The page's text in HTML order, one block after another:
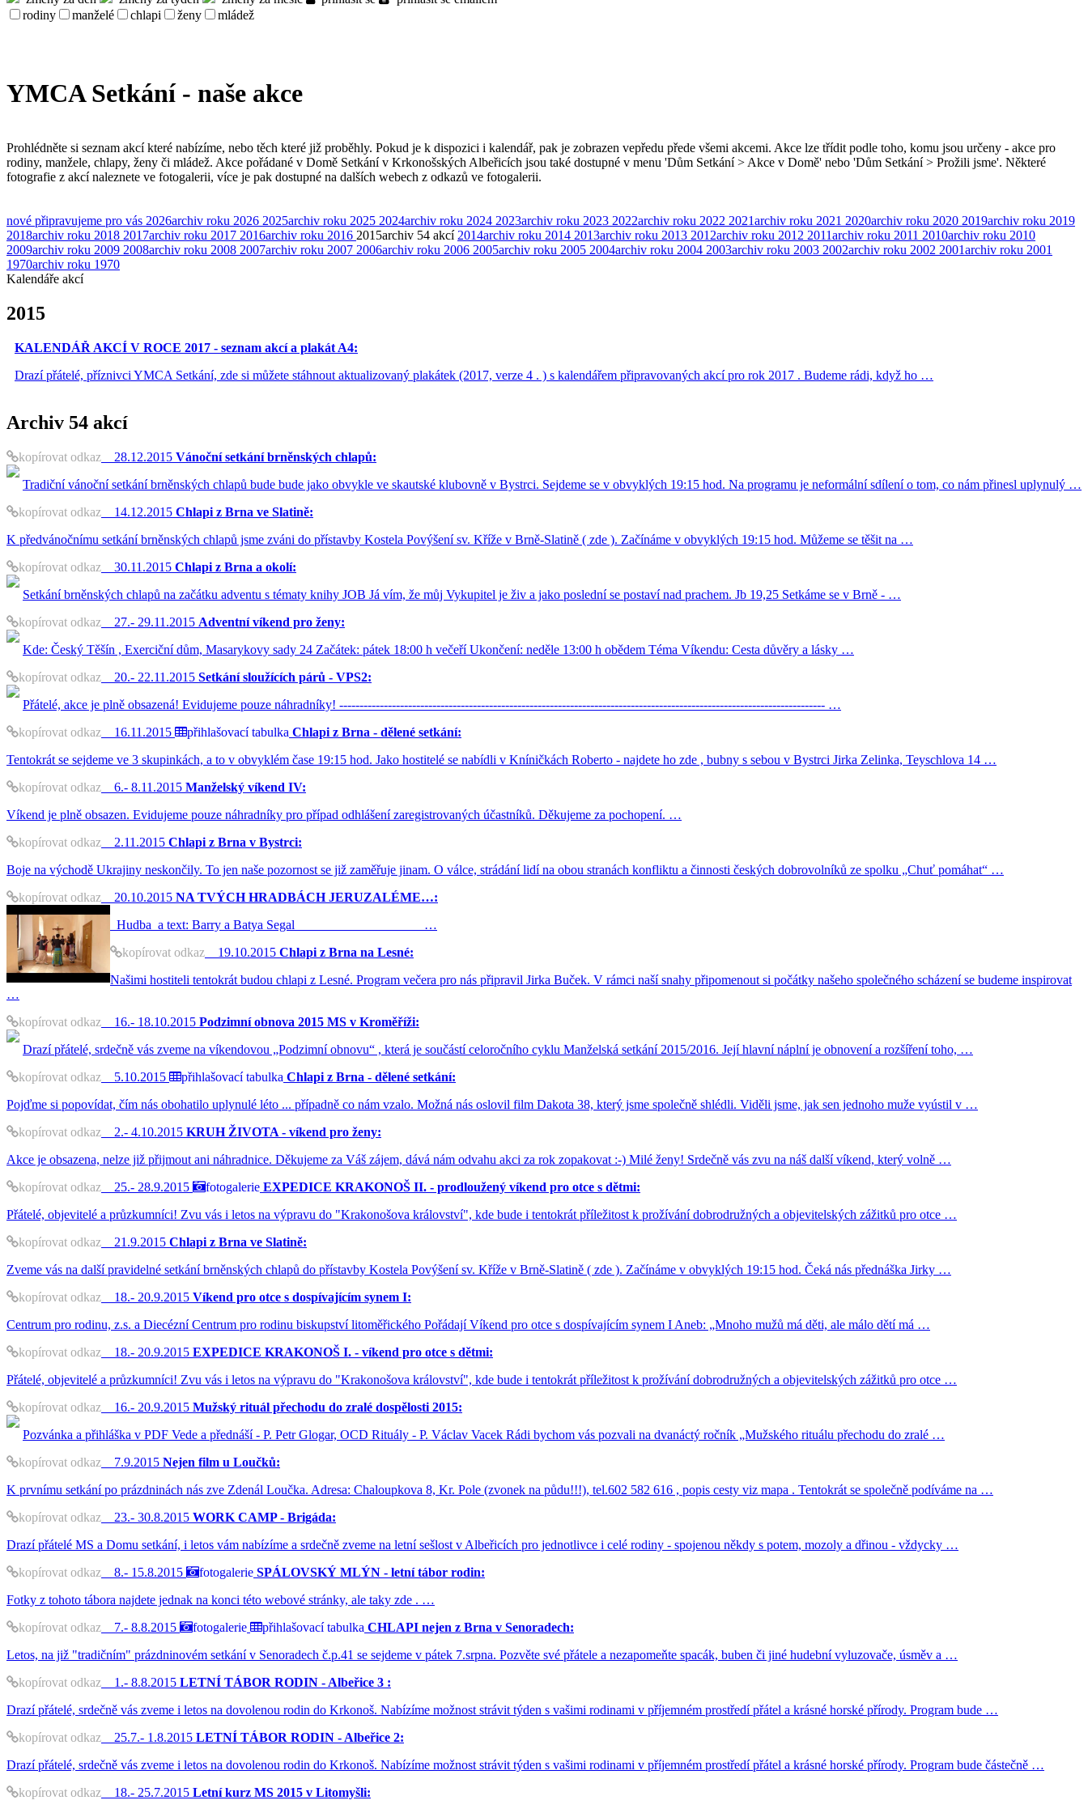
rodiny
manželé chlapi ženy mládež
YMCA Setkání - naše akce
Prohlédněte si seznam akcí které nabízíme, nebo těch které již proběhly. Pokud je k dispozici i kalendář, pak je zobrazen vepředu přede všemi akcemi. Akce lze třídit podle toho, komu jsou určeny - akce pro
rodiny, manžele, chlapy, ženy či mládež. Akce pořádané v Domě Setkání v Krkonošských Albeřicích jsou také dostupné v menu 'Dům Setkání > Akce v Domě' nebo 'Dům Setkání > Prožili jsme'. Některé
fotografie z akcí naleznete ve fotogalerii, více je pak dostupné na dalších webech z odkazů ve fotogalerii.
nové připravujeme pro vás 2026archiv roku 2026 2025archiv roku 2025 2024archiv roku 2024 2023archiv roku 2023 2022archiv roku 2022 2021archiv roku 2021 2020archiv roku 2020 2019archiv roku 2019
2018archiv roku 2018 2017archiv roku 2017 2016archiv roku 2016 2015archiv 54 akcí 2014archiv roku 2014 2013archiv roku 2013 2012archiv roku 2012 2011archiv roku 2011 2010archiv roku 2010
2009archiv roku 2009 2008archiv roku 2008 2007archiv roku 2007 2006archiv roku 2006 2005archiv roku 2005 2004archiv roku 2004 2003archiv roku 2003 2002archiv roku 2002 2001archiv roku 2001
1970archiv roku 1970
Kalendáře akcí
2015
KALENDÁŘ AKCÍ V ROCE 2017 - seznam akcí a plakát A4:
Drazí přátelé, příznivci YMCA Setkání, zde si můžete stáhnout aktualizovaný plakátek (2017, verze 4 . ) s kalendářem připravovaných akcí pro rok 2017 . Budeme rádi, když ho …
Archiv 54 akcí
kopírovat odkaz 28.12.2015 Vánoční setkání brněnských chlapů:
Tradiční vánoční setkání brněnských chlapů bude bude jako obvykle ve skautské klubovně v Bystrci. Sejdeme se v obvyklých 19:15 hod. Na programu je neformální sdílení o tom, co nám přinesl uplynulý …
kopírovat odkaz 14.12.2015 Chlapi z Brna ve Slatině:
K předvánočnímu setkání brněnských chlapů jsme zváni do přístavby Kostela Povýšení sv. Kříže v Brně-Slatině ( zde ). Začínáme v obvyklých 19:15 hod. Můžeme se těšit na …
kopírovat odkaz 30.11.2015 Chlapi z Brna a okolí:
Setkání brněnských chlapů na začátku adventu s tématy knihy JOB Já vím, že můj Vykupitel je živ a jako poslední se postaví nad prachem. Jb 19,25 Setkáme se v Brně - …
kopírovat odkaz 27.- 29.11.2015 Adventní víkend pro ženy:
Kde: Český Těšín , Exerciční dům, Masarykovy sady 24 Začátek: pátek 18:00 h večeří Ukončení: neděle 13:00 h obědem Téma Víkendu: Cesta důvěry a lásky …
kopírovat odkaz 20.- 22.11.2015 Setkání sloužících párů - VPS2:
Přátelé, akce je plně obsazená! Evidujeme pouze náhradníky! ------------------------------------------------------------------------------------------------------------------------ …
kopírovat odkaz 16.11.2015 přihlašovací tabulka Chlapi z Brna - dělené setkání:
Tentokrát se sejdeme ve 3 skupinkách, a to v obvyklém čase 19:15 hod. Jako hostitelé se nabídli v Kníničkách Roberto - najdete ho zde , bubny s sebou v Bystrci Jirka Zelinka, Teyschlova 14 …
kopírovat odkaz 6.- 8.11.2015 Manželský víkend IV:
Víkend je plně obsazen. Evidujeme pouze náhradníky pro případ odhlášení zaregistrovaných účastníků. Děkujeme za pochopení. …
kopírovat odkaz 2.11.2015 Chlapi z Brna v Bystrci:
Boje na východě Ukrajiny neskončily. To jen naše pozornost se již zaměřuje jinam. O válce, strádání lidí na obou stranách konfliktu a činnosti českých dobrovolníků ze spolku „Chuť pomáhat“ …
kopírovat odkaz 20.10.2015 NA TVÝCH HRADBÁCH JERUZALÉME…:
Hudba a text: Barry a Batya Segal …
kopírovat odkaz 19.10.2015 Chlapi z Brna na Lesné:
Našimi hostiteli tentokrát budou chlapi z Lesné. Program večera pro nás připravil Jirka Buček. V rámci naší snahy připomenout si počátky našeho společného scházení se budeme inspirovat
…
kopírovat odkaz 16.- 18.10.2015 Podzimní obnova 2015 MS v Kroměříži:
Drazí přátelé, srdečně vás zveme na víkendovou „Podzimní obnovu“ , která je součástí celoročního cyklu Manželská setkání 2015/2016. Její hlavní náplní je obnovení a rozšíření toho, …
kopírovat odkaz 5.10.2015 přihlašovací tabulka Chlapi z Brna - dělené setkání:
Pojďme si popovídat, čím nás obohatilo uplynulé léto ... případně co nám vzalo. Možná nás oslovil film Dakota 38, který jsme společně shlédli. Viděli jsme, jak sen jednoho muže vyústil v …
kopírovat odkaz 2.- 4.10.2015 KRUH ŽIVOTA - víkend pro ženy:
Akce je obsazena, nelze již přijmout ani náhradnice. Děkujeme za Váš zájem, dává nám odvahu akci za rok zopakovat :-) Milé ženy! Srdečně vás zvu na náš další víkend, který volně …
kopírovat odkaz 25.- 28.9.2015 fotogalerie EXPEDICE KRAKONOŠ II. - prodloužený víkend pro otce s dětmi:
Přátelé, objevitelé a průzkumníci! Zvu vás i letos na výpravu do "Krakonošova království", kde bude i tentokrát příležitost k prožívání dobrodružných a objevitelských zážitků pro otce …
kopírovat odkaz 21.9.2015 Chlapi z Brna ve Slatině:
Zveme vás na další pravidelné setkání brněnských chlapů do přístavby Kostela Povýšení sv. Kříže v Brně-Slatině ( zde ). Začínáme v obvyklých 19:15 hod. Čeká nás přednáška Jirky …
kopírovat odkaz 18.- 20.9.2015 Víkend pro otce s dospívajícím synem I:
Centrum pro rodinu, z.s. a Diecézní Centrum pro rodinu biskupství litoměřického Pořádají Víkend pro otce s dospívajícím synem I Aneb: „Mnoho mužů má děti, ale málo dětí má …
kopírovat odkaz 18.- 20.9.2015 EXPEDICE KRAKONOŠ I. - víkend pro otce s dětmi:
Přátelé, objevitelé a průzkumníci! Zvu vás i letos na výpravu do "Krakonošova království", kde bude i tentokrát příležitost k prožívání dobrodružných a objevitelských zážitků pro otce …
kopírovat odkaz 16.- 20.9.2015 Mužský rituál přechodu do zralé dospělosti 2015:
Pozvánka a přihláška v PDF Vede a přednáší - P. Petr Glogar, OCD Rituály - P. Václav Vacek Rádi bychom vás pozvali na dvanáctý ročník „Mužského rituálu přechodu do zralé …
kopírovat odkaz 7.9.2015 Nejen film u Loučků:
K prvnímu setkání po prázdninách nás zve Zdenál Loučka. Adresa: Chaloupkova 8, Kr. Pole (zvonek na půdu!!!), tel.602 582 616 , popis cesty viz mapa . Tentokrát se společně podíváme na …
kopírovat odkaz 23.- 30.8.2015 WORK CAMP - Brigáda:
Drazí přátelé MS a Domu setkání, i letos vám nabízíme a srdečně zveme na letní sešlost v Albeřicích pro jednotlivce i celé rodiny - spojenou někdy s potem, mozoly a dřinou - vždycky …
kopírovat odkaz 8.- 15.8.2015 fotogalerie SPÁLOVSKÝ MLÝN - letní tábor rodin:
Fotky z tohoto tábora najdete jednak na konci této webové stránky, ale taky zde . …
kopírovat odkaz 7.- 8.8.2015 fotogalerie přihlašovací tabulka CHLAPI nejen z Brna v Senoradech:
Letos, na již "tradičním" prázdninovém setkání v Senoradech č.p.41 se sejdeme v pátek 7.srpna. Pozvěte své přátele a nezapomeňte spacák, buben či jiné hudební vyluzovače, úsměv a …
kopírovat odkaz 1.- 8.8.2015 LETNÍ TÁBOR RODIN - Albeřice 3 :
Drazí přátelé, srdečně vás zveme i letos na dovolenou rodin do Krkonoš. Nabízíme možnost strávit týden s vašimi rodinami v příjemném prostředí přátel a krásné horské přírody. Program bude …
kopírovat odkaz 25.7.- 1.8.2015 LETNÍ TÁBOR RODIN - Albeřice 2:
Drazí přátelé, srdečně vás zveme i letos na dovolenou rodin do Krkonoš. Nabízíme možnost strávit týden s vašimi rodinami v příjemném prostředí přátel a krásné horské přírody. Program bude částečně …
kopírovat odkaz 18.- 25.7.2015 Letní kurz MS 2015 v Litomyšli: